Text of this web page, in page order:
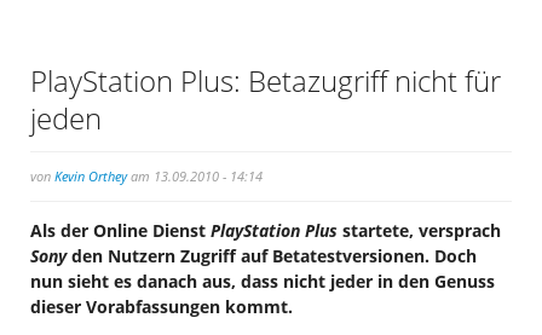
PlayStation Plus: Betazugriff nicht für
jeden
von Kevin Ortheyam 13.09.2010 - 14:14
Als der Online Dienst PlayStation Plus startete, versprach
Sonyden Nutzern Zugriff auf Betatestversionen. Doch
nun sieht es danach aus, dass nicht jeder in den Genuss
dieser Vorabfassungen kommt.